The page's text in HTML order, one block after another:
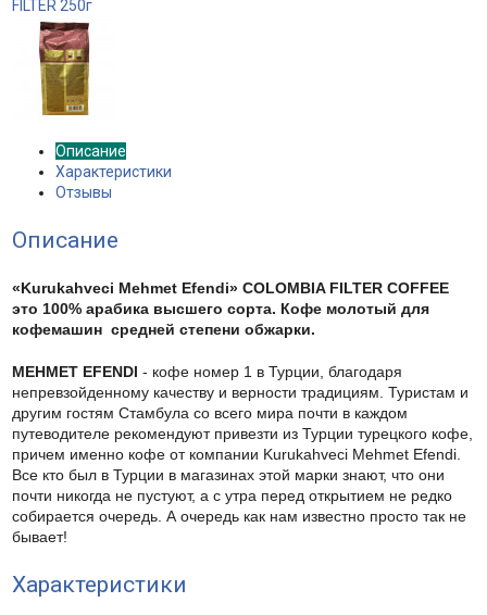
Описание
Характеристики
Отзывы
Описание
«Kurukahveci Mehmet Efendi» COLOMBIA FILTER COFFEE
это 100% арабика высшего сорта. Кофе молотый для
кофемашин средней степени обжарки.
MEHMET EFENDI - кофе номер 1 в Турции, благодаря
непревзойденному качеству и верности традициям. Туристам и
другим гостям Стамбула со всего мира почти в каждом
путеводителе рекомендуют привезти из Турции турецкого кофе,
причем именно кофе от компании Kurukahveci Mehmet Efendi.
Все кто был в Турции в магазинах этой марки знают, что они
почти никогда не пустуют, а с утра перед открытием не редко
собирается очередь. А очередь как нам известно просто так не
бывает!
Характеристики